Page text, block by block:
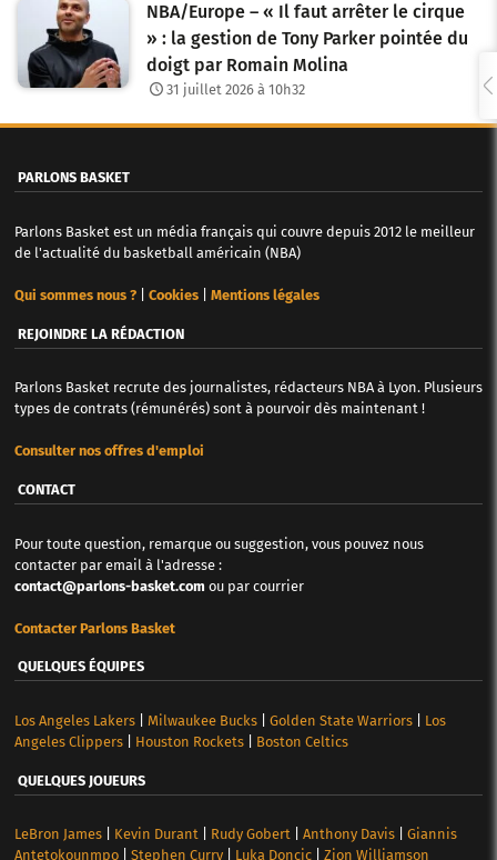
NBA/Europe – « Il faut arrêter le cirque
» : la gestion de Tony Parker pointée du
doigt par Romain Molina
31 juillet 2026 à 10h32
PARLONS BASKET
Parlons Basket est un média français qui couvre depuis 2012 le meilleur
de l'actualité du basketball américain (NBA)
Qui sommes nous ?| Cookies| Mentions légales
REJOINDRE LA RÉDACTION
Parlons Basket recrute des journalistes, rédacteurs NBA à Lyon. Plusieurs
types de contrats (rémunérés) sont à pourvoir dès maintenant !
Consulter nos offres d'emploi
CONTACT
Pour toute question, remarque ou suggestion, vous pouvez nous
contacter par email à l'adresse :
contact@parlons-basket.com ou par courrier
Contacter Parlons Basket
QUELQUES ÉQUIPES
Los Angeles Lakers| Milwaukee Bucks| Golden State Warriors| Los
Angeles Clippers| Houston Rockets| Boston Celtics
QUELQUES JOUEURS
LeBron James| Kevin Durant| Rudy Gobert| Anthony Davis| Giannis
Antetokounmpo| Stephen Curry| Luka Doncic| Zion Williamson